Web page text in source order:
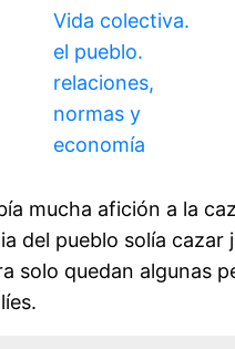
Vida colectiva.
el pueblo.
relaciones,
normas y
economía
mucha afición a la
del pueblo solía cazar
solo quedan algunas